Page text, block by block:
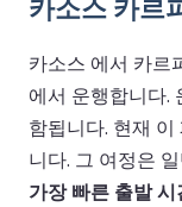
카소스 카르
카소스 에서 카르
에서 운행합니다.
함됩니다. 현재 이
니다. 그 여정은
가장 빠른 출발